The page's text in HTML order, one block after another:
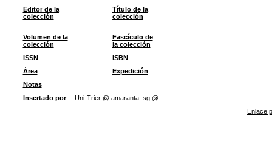
Editor de la
colección
Título de la
colección
Volumen de la
colección
Fascículo de
la colección
ISSN
ISBN
Área
Expedición
Notas
Insertado por
Uni-Trier @ amaranta_sg @
Enlace